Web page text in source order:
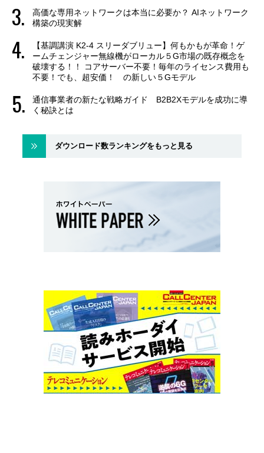
高価な専用ネットワークは本当に必要か？ AIネットワーク
構築の現実解
【基調講演 K2-4 スリーダブリュー】何もかもが革命！ゲ
ームチェンジャー無線機がローカル５G市場の既存概念を
破壊する！！ コアサーバー不要！毎年のライセンス費用も
不要！でも、超安価！ の新しい５Gモデル
通信事業者の新たな戦略ガイド B2B2Xモデルを成功に導
く秘訣とは
ダウンロード数ランキングをもっと見る